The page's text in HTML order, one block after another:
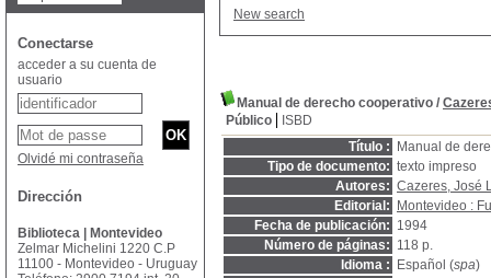
New search
Manual de derecho cooperativo /
Público
ISBD
Título :
Manual de
Tipo de documento: texto impreso
Autores: Cazeres, José
Editorial:
Montevideo :
Fecha de publicación: 1994
Número de páginas: 118 p.
Idioma :
Español (spa)
Conectarse
acceder a su cuenta de
usuario
Olvidé mi contraseña
Dirección
Biblioteca | Montevideo
Zelmar Michelini 1220 C.P
11100 - Montevideo - Uruguay